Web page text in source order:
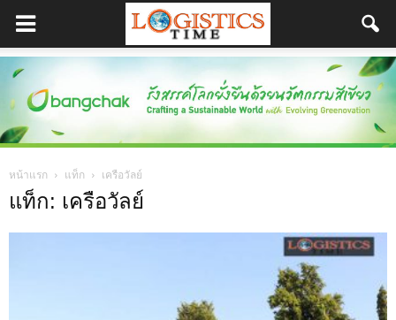
หน้าแรก แท็ก เครือวัลย์
แท็ก: เครือวัลย์